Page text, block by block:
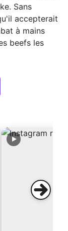
Sans
accepterait
à mains
beefs les